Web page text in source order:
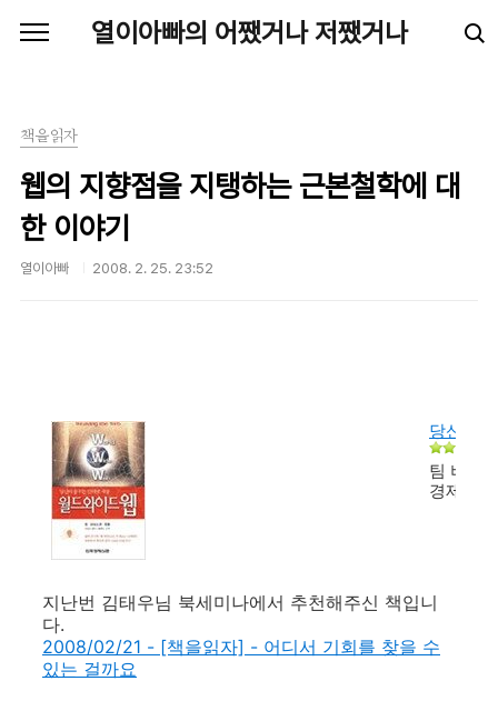
열이아빠의 어쨌거나 저쨌거나
책을읽자
웹의 지향점을 지탱하는 근본철학에 대
한 이야기
열이아빠 2008. 2. 25. 23:52
당신이
팀 버너
경제신문
지난번 김태우님 북세미나에서 추천해주신 책입니
다.
2008/02/21 - [책을읽자] - 어디서 기회를 찾을 수
있는 걸까요